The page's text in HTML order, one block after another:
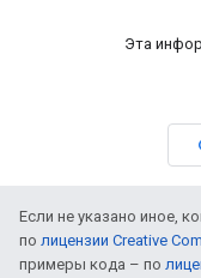
Эта
Если не указано иное,
по лицензии Creative
примеры кода – по